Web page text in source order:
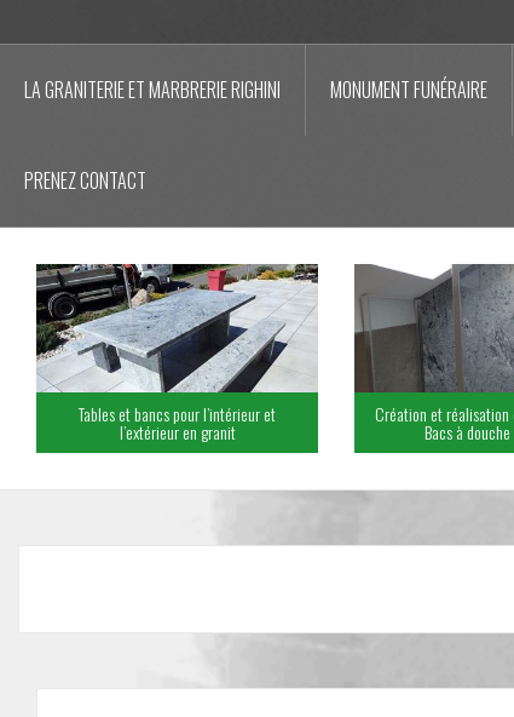
LA GRANITERIE ET MARBRERIE RIGHINI MONUMENT FUNÉRAIRE
PRENEZ CONTACT
Tables et bancs pour l’intérieur et
l’extérieur en granit
Création et réalisation
Bacs à